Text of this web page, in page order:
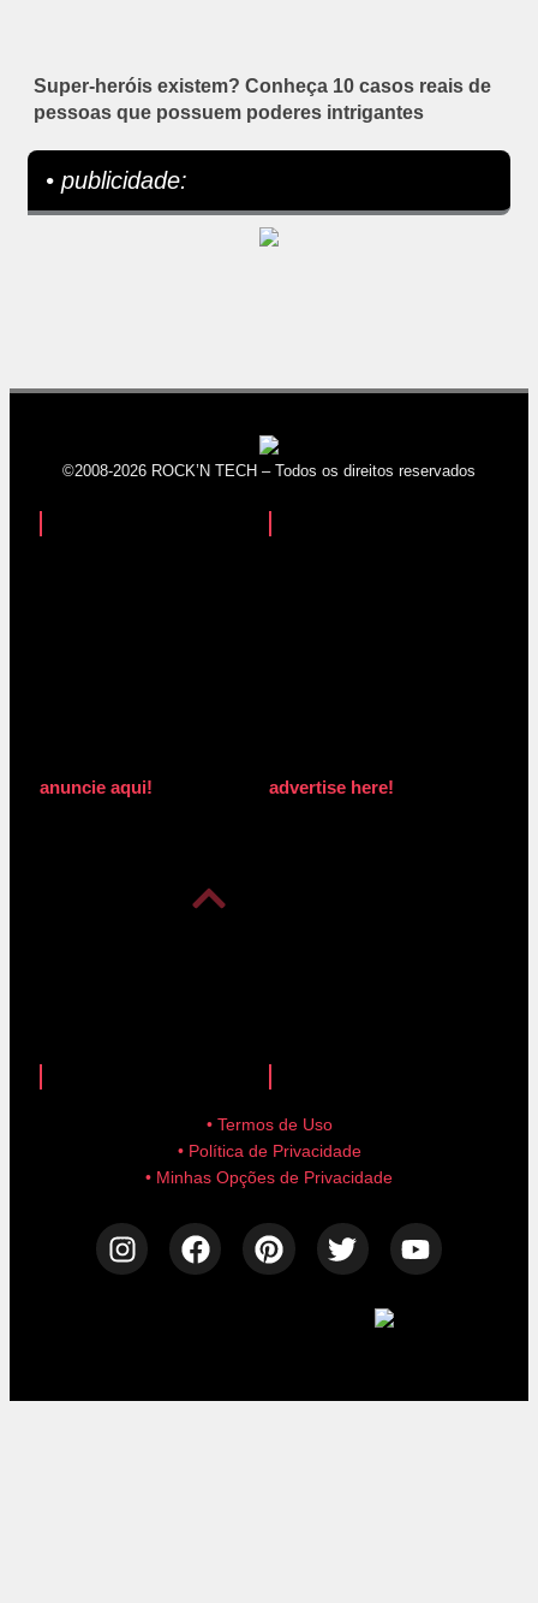
Super-heróis existem? Conheça 10 casos reais de
pessoas que possuem poderes intrigantes
• publicidade:
©2008-2026 ROCK’N TECH – Todos os direitos reservados
anuncie aqui! advertise here!
• Termos de Uso
• Política de Privacidade
• Minhas Opções de Privacidade